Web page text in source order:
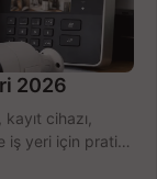
2026
cihazı,
iş yeri için pratik